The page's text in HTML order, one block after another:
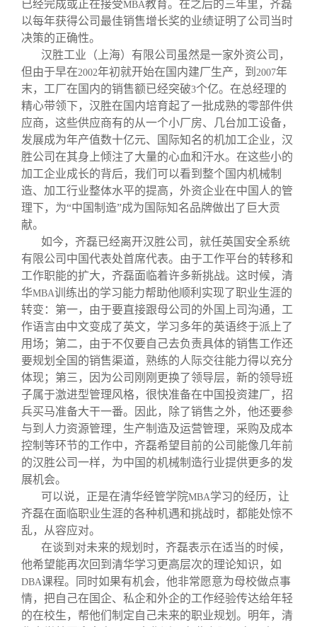
已经完成或正在接受MBA教育。在之后的三年里，齐磊
以每年获得公司最佳销售增长奖的业绩证明了公司当时
决策的正确性。
汉胜工业（上海）有限公司虽然是一家外资公司，
但由于早在2002年初就开始在国内建厂生产，到 2007年
末，工厂在国内的销售额已经突破3个亿。在总经理的
精心带领下，汉胜在国内培育起了一批成熟的零部件供
应商，这些供应商有的从一个小厂房、几台加工设备，
发展成为年产值数十亿元、国际知名的机加工企业，汉
胜公司在其身上倾注了大量的心血和汗水。在这些小的
加工企业成长的背后，我们可以看到整个国内机械制
造、加工行业整体水平的提高，外资企业在中国人的管
理下，为“中国制造”成为国际知名品牌做出了巨大贡
献。
如今，齐磊已经离开汉胜公司，就任英国安全系统
有限公司中国代表处首席代表。由于工作平台的转移和
工作职能的扩大，齐磊面临着许多新挑战。这时候，清
华MBA训练出的学习能力帮助他顺利实现了职业生涯的
转变：第一，由于要直接跟母公司的外国上司沟通，工
作语言由中文变成了英文，学习多年的英语终于派上了
用场；第二，由于不仅要自己去负责具体的销售工作还
要规划全国的销售渠道，熟练的人际交往能力得以充分
体现；第三，因为公司刚刚更换了领导层，新的领导班
子属于激进型管理风格，很快准备在中国投资建厂，招
兵买马准备大干一番。因此，除了销售之外，他还要参
与到人力资源管理，生产制造及运营管理，采购及成本
控制等环节的工作中，齐磊希望目前的公司能像几年前
的汉胜公司一样，为中国的机械制造行业提供更多的发
展机会。
可以说，正是在清华经管学院MBA学习的经历，让
齐磊在面临职业生涯的各种机遇和挑战时，都能处惊不
乱，从容应对。
在谈到对未来的规划时，齐磊表示在适当的时候，
他希望能再次回到清华学习更高层次的理论知识，如
DBA课程。同时如果有机会，他非常愿意为母校做点事
情，把自己在国企、私企和外企的工作经验传达给年轻
的在校生，帮他们制定自己未来的职业规划。明年，清